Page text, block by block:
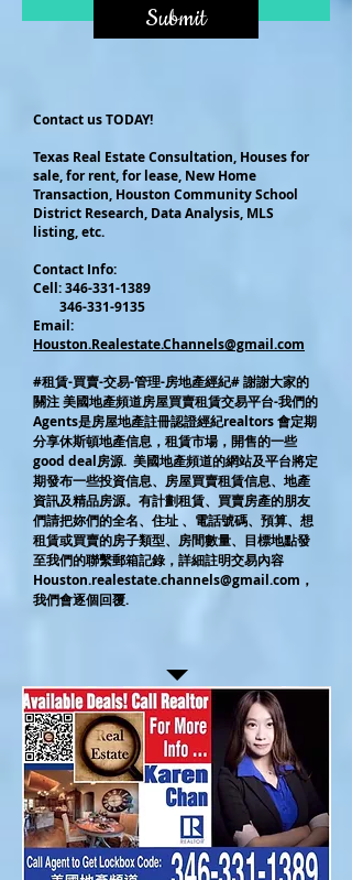
Submit
Contact us TODAY!
Texas Real Estate Consultation, Houses for
sale, for rent, for lease, New Home
Transaction, Houston Community School
District Research, Data Analysis, MLS
listing, etc.
Contact Info:
Cell:346-331-1389
346-331-9135
Email:
Houston.Realestate.Channels@gmail.com
#租賃-買賣-交易-管理-房地產經紀# 謝謝大家的
關注 美國地產頻道房屋買賣租賃交易平台-我們的
Agents是房屋地產註冊認證經紀realtors 會定期
分享休斯頓地產信息，租賃市場，開售的一些
good deal房源. 美國地產頻道的網站及平台將定
期發布一些投資信息、房屋買賣租賃信息、地產
資訊及精品房源。有計劃租賃、買賣房產的朋友
們請把妳們的全名、住址 、電話號碼、預算、想
租賃或買賣的房子類型、房間數量、目標地點發
至我們的聯繫郵箱記錄，詳細註明交易內容
Houston.realestate.channels@gmail.com ，
我們會逐個回覆.